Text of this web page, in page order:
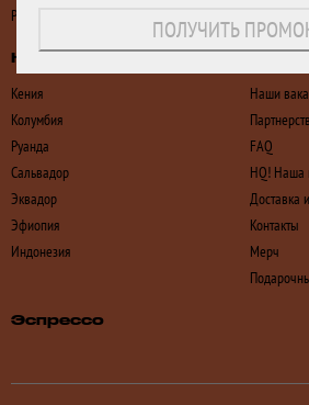
Редкий
HQ! Страны
Кения
Колумбия
Руанда
Сальвадор
Эквадор
Эфиопия
Индонезия
Наши
FAQ
HQ! Наша
Доставка
Контакты
Мерч
Эспрессо
ПОЛУЧИТЬ